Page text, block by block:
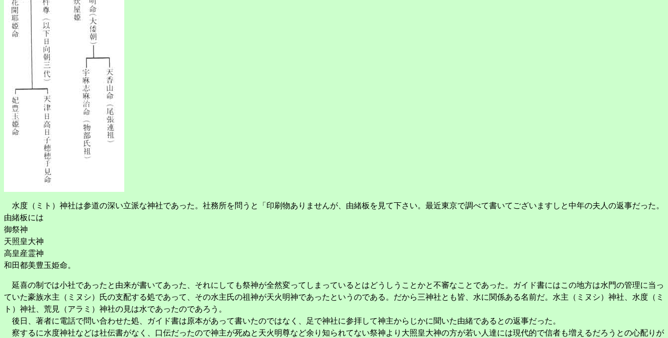
水度（ミト）神社は参道の深い立派な神社であった。社務所を問うと「印刷物ありませんが、由緒板を見て下さい。最近東京で調べて書いてございますしと中年の夫人の返事だった。
由緒板には
御祭神
天照皇大神
高皇産霊神
和田都美豊玉姫命。
延喜の制では小社であったと由来が書いてあった、それにしても祭神が全然変ってしまっているとはどうしうことかと不審なことであった。ガイド書にはこの地方は水門の管理に当っ
ていた豪族水主（ミヌシ）氏の支配する処であって、その水主氏の祖神が天火明神であったというのである。だから三神社とも皆、水に関係ある名前だ。水主（ミヌシ）神社、水度（ミ
ト）神社、荒見（アラミ）神社の見は水であったのであろう。
後日、著者に電話で問い合わせた処、ガイド書は原本があって書いたのではなく、足で神社に参拝して神主からじかに聞いた由緒であるとの返事だった。
察するに水度神社などは社伝書がなく、口伝だったので神主が死ぬと天火明尊など余り知られてない祭神より大照皇大神の方が若い人達には現代的で信者も増えるだろうとの心配りが